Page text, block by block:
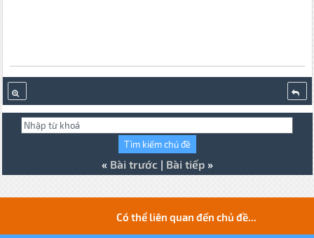
« Bài trước| Bài tiếp»
Có thể liên quan đến chủ đề...